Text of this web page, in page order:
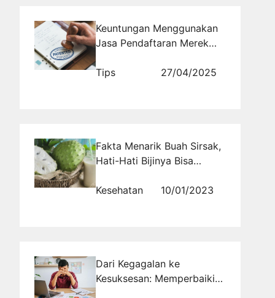
Keuntungan Menggunakan
Jasa Pendaftaran Merek
Tips
27/04/2025
Fakta Menarik Buah Sirsak,
Hati-Hati Bijinya Bisa
Kesehatan
10/01/2023
Dari Kegagalan ke
Kesuksesan: Memperbaiki